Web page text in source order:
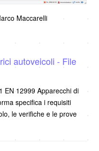
Maccarelli
autoveicoli - File
12999 Apparecchi di
specifica i requisiti
le verifiche e le prove